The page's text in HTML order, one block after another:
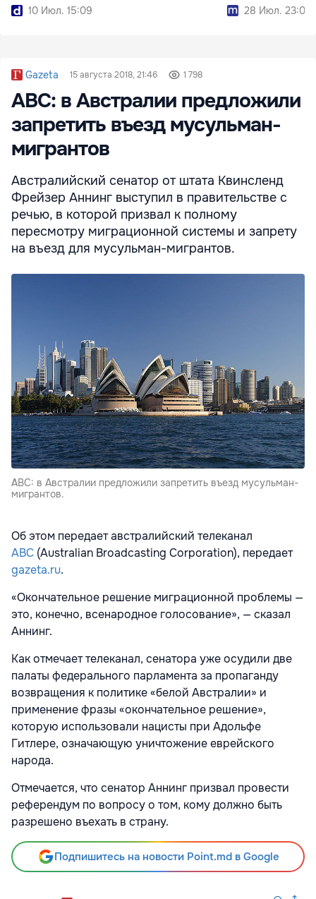
10 Июл. 15:09
28 Июл. 23:08
Gazeta 15 августа 2018, 21:46 1 798
ABC: в Австралии предложили
запретить въезд мусульман-
мигрантов
Австралийский сенатор от штата Квинсленд
Фрейзер Аннинг выступил в правительстве с
речью, в которой призвал к полному
пересмотру миграционной системы и запрету
на въезд для мусульман-мигрантов.
ABC: в Австралии предложили запретить въезд мусульман-
мигрантов.
Об этом передает австралийский телеканал
ABC (Australian Broadcasting Corporation), передает
gazeta.ru.
«Окончательное решение миграционной проблемы —
это, конечно, всенародное голосование», — сказал
Аннинг.
Как отмечает телеканал, сенатора уже осудили две
палаты федерального парламента за пропаганду
возвращения к политике «белой Австралии» и
применение фразы «окончательное решение»,
которую использовали нацисты при Адольфе
Гитлере, означающую уничтожение еврейского
народа.
Отмечается, что сенатор Аннинг призвал провести
референдум по вопросу о том, кому должно быть
разрешено въехать в страну.
Подпишитесь на новости Point.md в Google